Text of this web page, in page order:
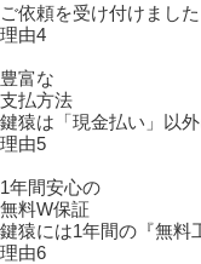
ご依頼を受け付けまし
理由4
豊富な
支払方法
鍵猿は「現金払い」以
理由5
1年間安心の
無料W保証
鍵猿には1年間の『無料
理由6